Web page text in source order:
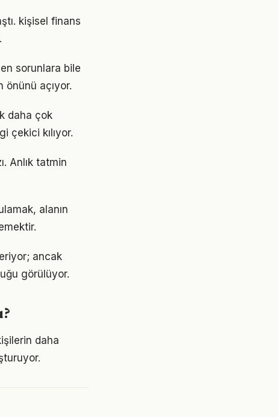
kişisel finans
sorunlara bile
önünü açıyor.
daha çok
çekici kılıyor.
Anlık tatmin
alanın
ancak
görülüyor.
daha